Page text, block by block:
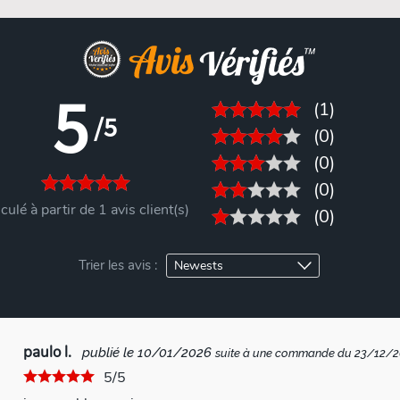
5/5
à partir de 1 avis client(s)
(1)
(0)
(0)
(0)
(0)
Trier les avis :
paulo l. publié le 10/01/2026 suite à une commande du 23/12/
5/5